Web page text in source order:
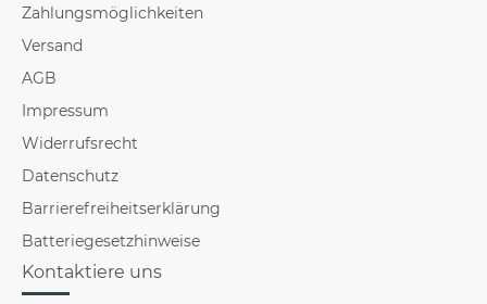
Zahlungsmöglichkeiten
Versand
AGB
Impressum
Widerrufsrecht
Datenschutz
Barrierefreiheitserklärung
Batteriegesetzhinweise
Kontaktiere uns